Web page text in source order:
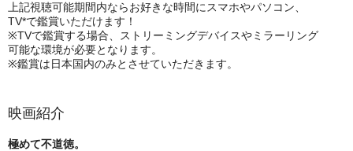
上記視聴可能期間内ならお好きな時間にスマホやパソコン、
TV*で鑑賞いただけます！
※TVで鑑賞する場合、ストリーミングデバイスやミラーリング
可能な環境が必要となります。
※鑑賞は日本国内のみとさせていただきます。
映画紹介
極めて不道徳。